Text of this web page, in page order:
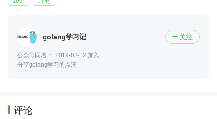
golang学习记  关注
公众号同名
2019-02-12 加入
分享golang学习的点滴
评论